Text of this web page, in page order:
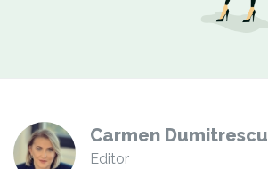
Carmen Dumitrescu
Editor